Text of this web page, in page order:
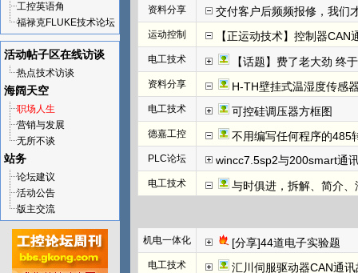
工控英语角
福禄克FLUKE技术论坛
活动帖子区在线访谈
热点技术访谈
海阔天空
职场人生
营销与发展
无所不谈
站务
论坛建议
活动公告
版主交流
资料分享 交付客户后频频报修，我们才
运动控制 【正运动技术】控制器
电工技术 【话题】费了老大劲 终于
资料分享 H-TH壁挂式温湿度传感
电工技术 可控硅调压器方框图
德嘉工控 不用编写任何程序的485
PLC论坛 wincc7.5sp2与200smart通
电工技术 与时俱进，拆解、简介
机电一体化 [分享]44道电子实验题
电工技术 汇川伺服驱动器CAN通讯